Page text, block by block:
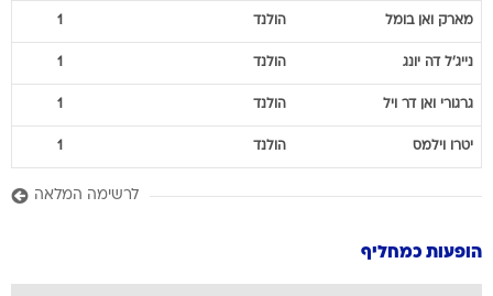
מארק ואן בומל הולנד 1
נייג'ל דה יונג הולנד 1
גרגורי ואן דר ויל הולנד 1
יטרו וילמס הולנד 1
לרשימה המלאה
הופעות כמחליף